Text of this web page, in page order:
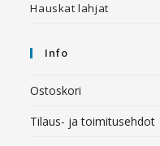
Hauskat lahjat
Info
Ostoskori
Tilaus- ja toimitusehdot